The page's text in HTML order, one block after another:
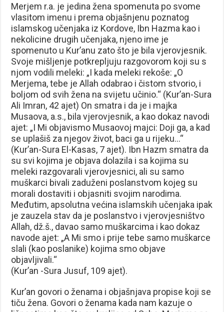
Merjem r.a. je jedina žena spomenuta po svome
vlasitom imenu i prema objašnjenu poznatog
islamskog učenjaka iz Kordove, Ibn Hazma kao i
nekolicine drugih učenjaka, njeno ime je
spomenuto u Kur’anu zato što je bila vjerovjesnik.
Svoje mišljenje potkrepljuju razgovorom koji su s
njom vodili meleki: „I kada meleki rekoše: „O
Merjema, tebe je Allah odabrao i čistom stvorio, i
boljom od svih žena na svijetu učinio.“ (Kur’an-Sura
Ali Imran, 42 ajet) On smatra i da je i majka
Musaova, a.s., bila vjerovjesnik, a kao dokaz navodi
ajet: „I Mi objavismo Musaovoj majci: Doji ga, a kad
se uplašiš za njegov život, baci ga u rijeku…“
(Kur’an-Sura El-Kasas, 7 ajet). Ibn Hazm smatra da
su svi kojima je objava dolazila i sa kojima su
meleki razgovarali vjerovjesnici, ali su samo
muškarci bivali zaduženi poslanstvom kojeg su
morali dostaviti i objasniti svojim narodima.
Međutim, apsolutna većina islamskih učenjaka ipak
je zauzela stav da je poslanstvo i vjerovjesništvo
Allah, dž.š., davao samo muškarcima i kao dokaz
navode ajet: „A Mi smo i prije tebe samo muškarce
slali (kao poslanike) kojima smo objave
objavljivali.“
(Kur’an -Sura Jusuf, 109 ajet).
Kur’an govori o ženama i objašnjava propise koji se
tiču žena. Govori o ženama kada nam kazuje o